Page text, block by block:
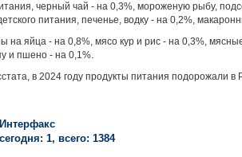
черный чай - на 0,3%, мороженую рыбу,
питания, печенье, водку - на 0,2%,
на яйца - на 0,8%, мясо кур и рис - на 0,3%,
и пшено - на 0,1%.
в 2024 году продукты питания подорожали в
Интерфакс
сегодня: 1, всего: 1384